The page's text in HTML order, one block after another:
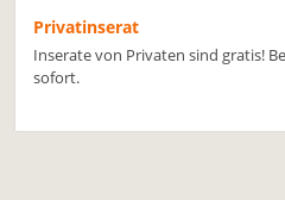
Privatinserat
Inserate von Privaten sind gratis!
sofort.